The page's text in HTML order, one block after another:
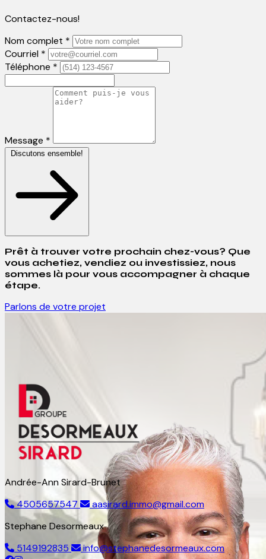
Contactez-nous!
Nom complet *
Courriel *
Téléphone *
Message *
Discutons ensemble!
Prêt à trouver votre prochain chez-vous? Que
vous achetiez, vendiez ou investissiez, nous
sommes là pour vous accompagner à chaque
étape.
Parlons de votre projet
Andrée-Ann Sirard-Brunet
4505657547
aasirard.immo@gmail.com
Stephane Desormeaux
5149192835
info@stephanedesormeaux.com